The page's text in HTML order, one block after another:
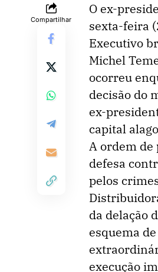
Compartilhar
O ex-
sexta-feira
Executivo
Michel
ocorreu
decisão do
ex-
capital
A ordem de
defesa
pelos
da delação
esquema
execução